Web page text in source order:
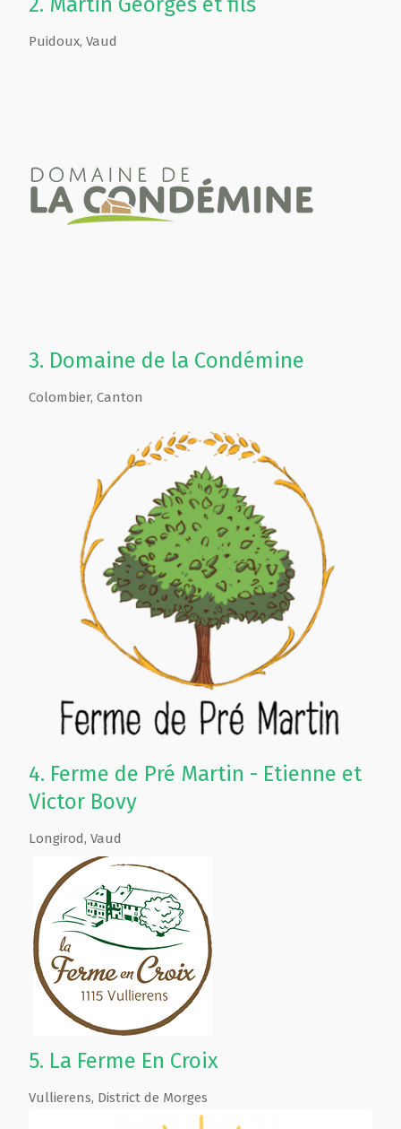
Puidoux, Vaud
3. Domaine de la Condémine
Colombier, Canton
4. Ferme de Pré Martin - Etienne et
Victor Bovy
Longirod, Vaud
5. La Ferme En Croix
Vullierens, District de Morges